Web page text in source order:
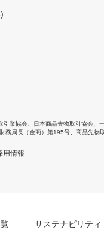
引業協会 日本商品先物取引協会
務局長（金商）第195号、商品先物
用情報
サステナビリティ